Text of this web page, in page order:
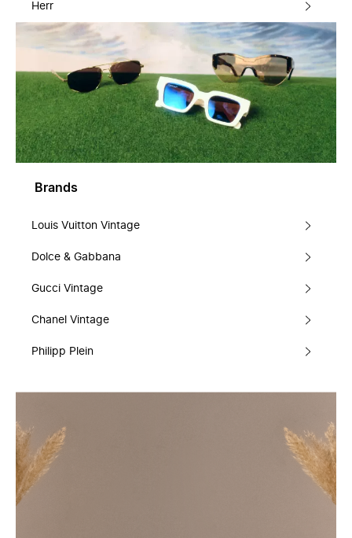
Herr
Brands
Louis Vuitton Vintage
Dolce & Gabbana
Gucci Vintage
Chanel Vintage
Philipp Plein